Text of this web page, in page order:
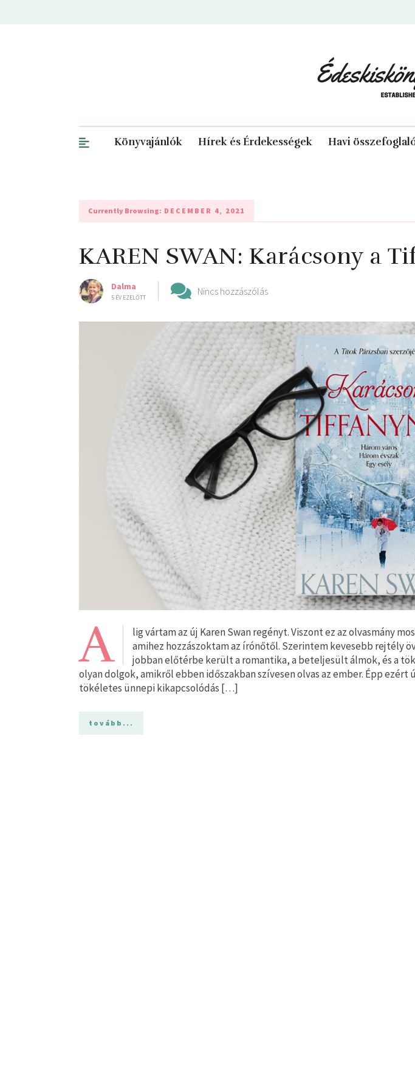
Könyvajánlók Hírek és Érdekességek Havi
Currently Browsing: DECEMBER 4, 2021
KAREN SWAN: Karácsony a
Dalma
5 ÉV EZELŐTT
Nincs hozzászólás
A
lig vártam az új Karen Swan regényt. Viszont ez az olvasmány
amihez hozzászoktam az írónőtől. Szerintem kevesebb rejtély
jobban előtérbe került a romantika, a beteljesült álmok, és a
olyan dolgok, amikről ebben időszakban szívesen olvas az ember. Épp ezért
tökéletes ünnepi kikapcsolódás […]
tovább...